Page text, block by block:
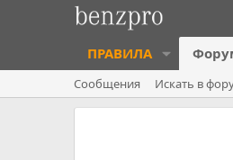
ПРАВИЛА
Сообщения Искать в